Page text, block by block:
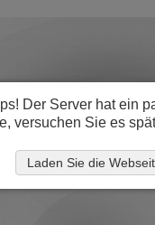
Der Server hat ein
versuchen Sie es
Laden Sie die